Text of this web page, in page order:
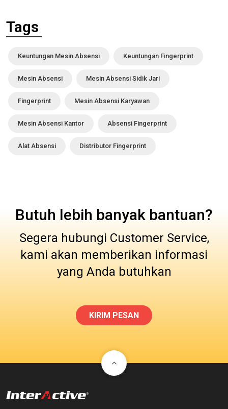
Tags
Keuntungan Mesin Absensi Keuntungan Fingerprint
Mesin Absensi Mesin Absensi Sidik Jari
Fingerprint Mesin Absensi Karyawan
Mesin Absensi Kantor Absensi Fingerprint
Alat Absensi Distributor Fingerprint
Butuh lebih banyak bantuan?
Segera hubungi Customer Service,
kami akan memberikan informasi
yang Anda butuhkan
KIRIM PESAN